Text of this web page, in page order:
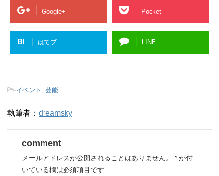
Google+ Pocket
B! はてブ LINE
-イベント 芸能
執筆者： dreamsky
comment
メールアドレスが公開されることはありません。 * が付
いている欄は必須項目です